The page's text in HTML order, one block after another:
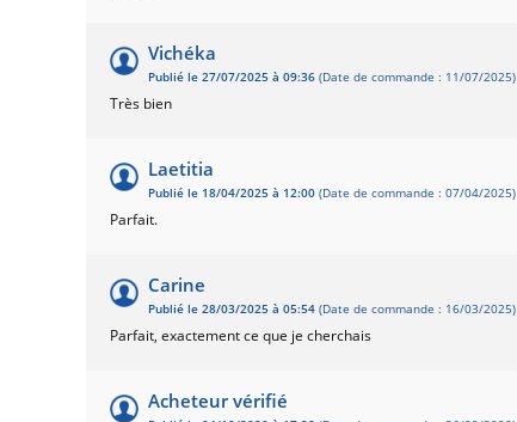
Vichéka
Publié le 27/07/2025 à 09:36 (Date de commande : 11/07/2025)
Très bien
Laetitia
Publié le 18/04/2025 à 12:00 (Date de commande : 07/04/2025)
Parfait.
Carine
Publié le 28/03/2025 à 05:54 (Date de commande : 16/03/2025)
Parfait, exactement ce que je cherchais
Acheteur vérifié